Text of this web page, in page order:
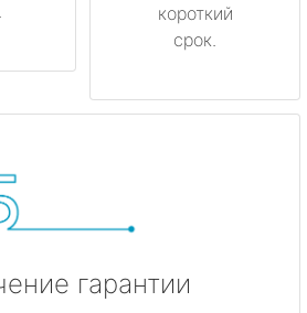
короткий
срок.
гарантии